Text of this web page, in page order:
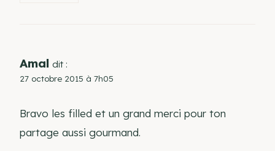
Amal dit :
27 octobre 2015 à 7h05
Bravo les filled et un grand merci pour ton
partage aussi gourmand.